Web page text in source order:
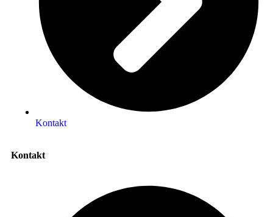
Kontakt
Kontakt